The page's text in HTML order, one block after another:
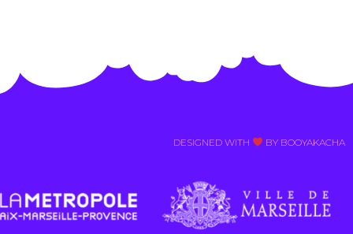
DESIGNED WITH BY BOOYAKACHA​